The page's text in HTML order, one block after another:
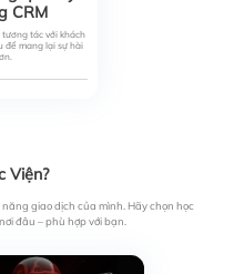
CRM
tác với khách
để mang lại sự hài
Viện?
giao dịch của mình. Hãy chọn học
đâu – phù hợp với bạn.